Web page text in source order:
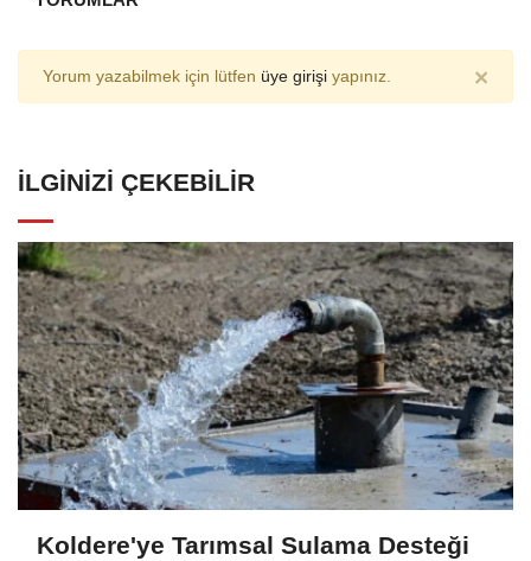
Yorum yazabilmek için lütfen üye girişi yapınız. ×
İLGINIZI ÇEKEBILIR
Koldere'ye Tarımsal Sulama Desteği